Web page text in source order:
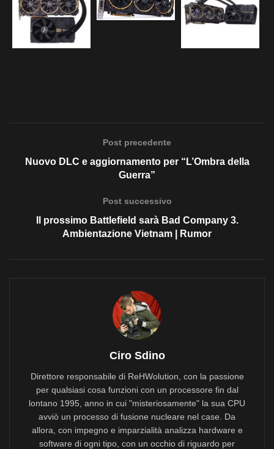
Post precedente
Nuovo DLC e aggiornamento per “L’Ombra della
Guerra”
Post successivo
Il prossimo Battlefield sarà Bad Company 3.
Ambientazione Vietnam | Rumor
Ciro Sdino
Direttore responsabile di ReHWolution, con la passione
per qualsiasi cosa funzioni con un processore fin dal
lontano 1995, anno in cui "misteriosamente" la sua CPU
avviò un processo di fusione nucleare nel case. Da
allora, con impegno e imparzialità analizza hardware e
software di ogni tipo, con un occhio di riguardo per